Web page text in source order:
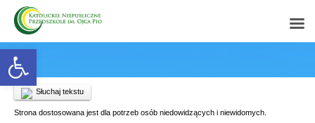
Open toolbar
Słuchaj tekstu
Strona dostosowana jest dla potrzeb osób niedowidzących i niewidomych.